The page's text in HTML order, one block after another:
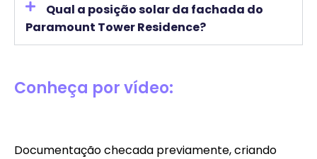
Qual a posição solar da fachada do
Paramount Tower Residence?
Conheça por vídeo:
Documentação checada previamente, criando